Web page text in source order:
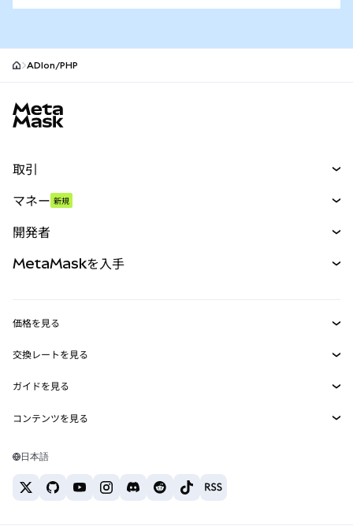
ADIon/PHP
取引
パーペチュアル
RWA
マネー 新規
開発者
MetaMask Connect
Snaps
Web3サービス
MetaMaskを入手
セキュリティ
サポート
キャリア
お問い合わせ
価格を見る
イーサリアムの価格
Solanaの価格
Tetherの価格
交換レートを見る
ETH→USD
USDT→INR
BTC→INR
ETH→USDT
ガイドを見る
ETHの購入
USDTの購入
コンテンツを見る
Solanaウォレット
日本語